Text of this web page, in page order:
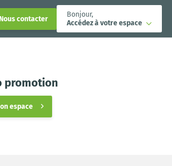
Nous contacter
Bonjour,
Accédez à votre espace
promotion
espace